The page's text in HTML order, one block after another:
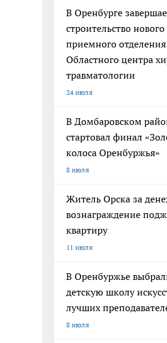
В Оренбурге
строительство нового
приемного отделения
Областного центра
травматологии
24 июля
В Домбаровском
стартовал финал
колоса Оренбуржья»
8 июля
Житель Орска за
вознаграждение
квартиру
11 июля
В Оренбуржье
детскую школу
лучших
8 июля